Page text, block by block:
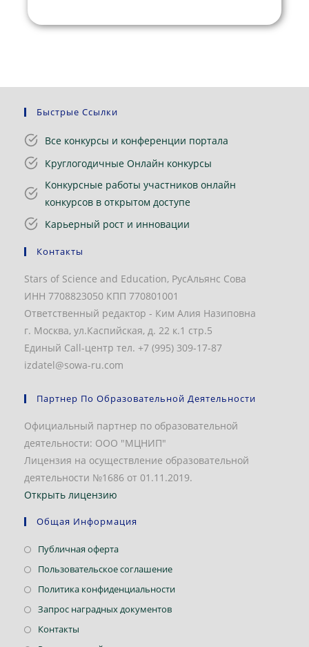
Быстрые Ссылки
Все конкурсы и конференции портала
Круглогодичные Онлайн конкурсы
Конкурсные работы участников онлайн
конкурсов в открытом доступе
Карьерный рост и инновации
Контакты
Stars of Science and Education, РусАльянс Сова
ИНН 7708823050 КПП 770801001
Ответственный редактор - Ким Алия Назиповна
г. Москва, ул.Каспийская, д. 22 к.1 стр.5
Единый Call-центр тел. +7 (995) 309-17-87
izdatel@sowa-ru.com
Партнер По Образовательной Деятельности
Официальный партнер по образовательной
деятельности: ООО "МЦНИП"
Лицензия на осуществление образовательной
деятельности №1686 от 01.11.2019.
Открыть лицензию
Общая Информация
Публичная офертаОткроется
в
Пользовательское соглашениеОткроется
в
Политика конфиденциальностиОткроется
Запрос наградных документовОткроется
Контакты